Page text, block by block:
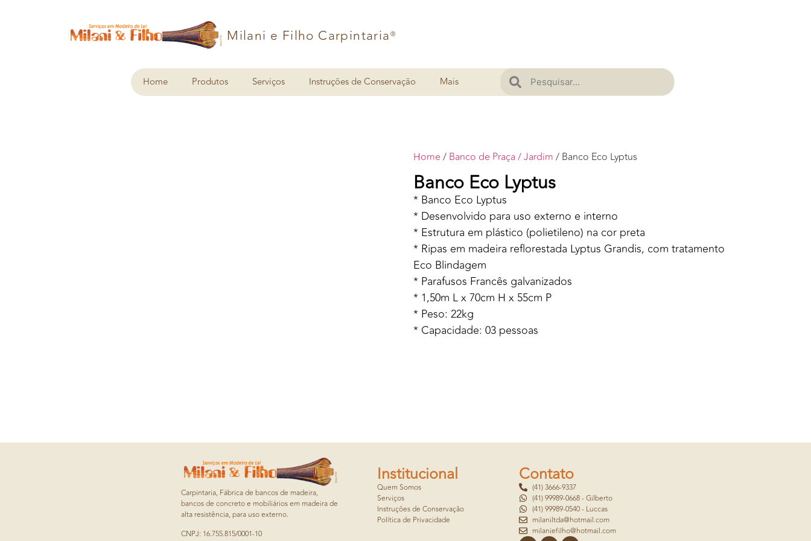
Milani e Filho Carpintaria®
Home Produtos Serviços Instruções de Conservação Mais
Home / Banco de Praça / Jardim / Banco Eco Lyptus
Banco Eco Lyptus
* Banco Eco Lyptus
* Desenvolvido para uso externo e interno
* Estrutura em plástico (polietileno) na cor preta
* Ripas em madeira reflorestada Lyptus Grandis, com tratamento
Eco Blindagem
* Parafusos Francês galvanizados
* 1,50m L x 70cm H x 55cm P
* Peso: 22kg
* Capacidade: 03 pessoas
Carpintaria, Fábrica de bancos de madeira,
bancos de concreto e mobiliários em madeira de
alta resistência, para uso externo.
CNPJ: 16.755.815/0001-10
Institucional
Quem Somos
Serviços
Instruções de Conservação
Política de Privacidade
Contato
(41) 3666-9337
(41) 99989-0668 - Gilberto
(41) 99989-0540 - Luccas
milaniltda@hotmail.com
milaniefilho@hotmail.com